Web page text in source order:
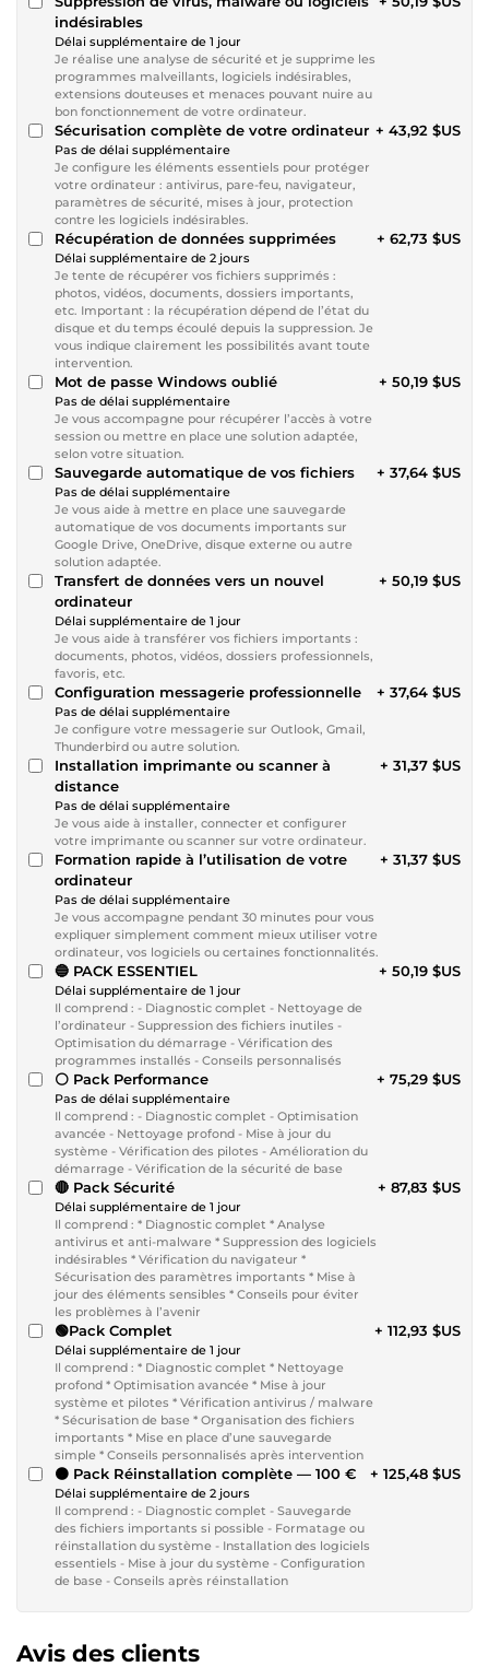
indésirables
Délai supplémentaire de 1 jour
Je réalise une analyse de sécurité et je supprime les
programmes malveillants, logiciels indésirables,
extensions douteuses et menaces pouvant nuire au
bon fonctionnement de votre ordinateur.
Sécurisation complète de votre ordinateur
Pas de délai supplémentaire
Je configure les éléments essentiels pour protéger
votre ordinateur : antivirus, pare-feu, navigateur,
paramètres de sécurité, mises à jour, protection
contre les logiciels indésirables.
+ 43,92 $US
Récupération de données supprimées
Délai supplémentaire de 2 jours
Je tente de récupérer vos fichiers supprimés :
photos, vidéos, documents, dossiers importants,
etc. Important : la récupération dépend de l’état du
disque et du temps écoulé depuis la suppression. Je
vous indique clairement les possibilités avant toute
intervention.
+ 62,73 $US
Mot de passe Windows oublié
Pas de délai supplémentaire
Je vous accompagne pour récupérer l’accès à votre
session ou mettre en place une solution adaptée,
selon votre situation.
+ 50,19 $US
Sauvegarde automatique de vos fichiers
Pas de délai supplémentaire
Je vous aide à mettre en place une sauvegarde
automatique de vos documents importants sur
Google Drive, OneDrive, disque externe ou autre
solution adaptée.
+ 37,64 $US
Transfert de données vers un nouvel
ordinateur
Délai supplémentaire de 1 jour
Je vous aide à transférer vos fichiers importants :
documents, photos, vidéos, dossiers professionnels,
favoris, etc.
+ 50,19 $US
Configuration messagerie professionnelle
Pas de délai supplémentaire
Je configure votre messagerie sur Outlook, Gmail,
Thunderbird ou autre solution.
+ 37,64 $US
Installation imprimante ou scanner à
distance
Pas de délai supplémentaire
Je vous aide à installer, connecter et configurer
votre imprimante ou scanner sur votre ordinateur.
+ 31,37 $US
Formation rapide à l’utilisation de votre
ordinateur
Pas de délai supplémentaire
Je vous accompagne pendant 30 minutes pour vous
expliquer simplement comment mieux utiliser votre
ordinateur, vos logiciels ou certaines fonctionnalités.
+ 31,37 $US
🔵 PACK ESSENTIEL
Délai supplémentaire de 1 jour
Il comprend : - Diagnostic complet - Nettoyage de
l’ordinateur - Suppression des fichiers inutiles -
Optimisation du démarrage - Vérification des
programmes installés - Conseils personnalisés
+ 50,19 $US
⚪ Pack Performance
Pas de délai supplémentaire
Il comprend : - Diagnostic complet - Optimisation
avancée - Nettoyage profond - Mise à jour du
système - Vérification des pilotes - Amélioration du
démarrage - Vérification de la sécurité de base
+ 75,29 $US
🔴 Pack Sécurité
Délai supplémentaire de 1 jour
Il comprend : * Diagnostic complet * Analyse
antivirus et anti-malware * Suppression des logiciels
indésirables * Vérification du navigateur *
Sécurisation des paramètres importants * Mise à
jour des éléments sensibles * Conseils pour éviter
les problèmes à l’avenir
+ 87,83 $US
🟢Pack Complet
Délai supplémentaire de 1 jour
Il comprend : * Diagnostic complet * Nettoyage
profond * Optimisation avancée * Mise à jour
système et pilotes * Vérification antivirus / malware
* Sécurisation de base * Organisation des fichiers
importants * Mise en place d’une sauvegarde
simple * Conseils personnalisés après intervention
+ 112,93 $US
🟠 Pack Réinstallation complète — 100 €
Délai supplémentaire de 2 jours
Il comprend : - Diagnostic complet - Sauvegarde
des fichiers importants si possible - Formatage ou
réinstallation du système - Installation des logiciels
essentiels - Mise à jour du système - Configuration
de base - Conseils après réinstallation
+ 125,48 $US
Avis des clients